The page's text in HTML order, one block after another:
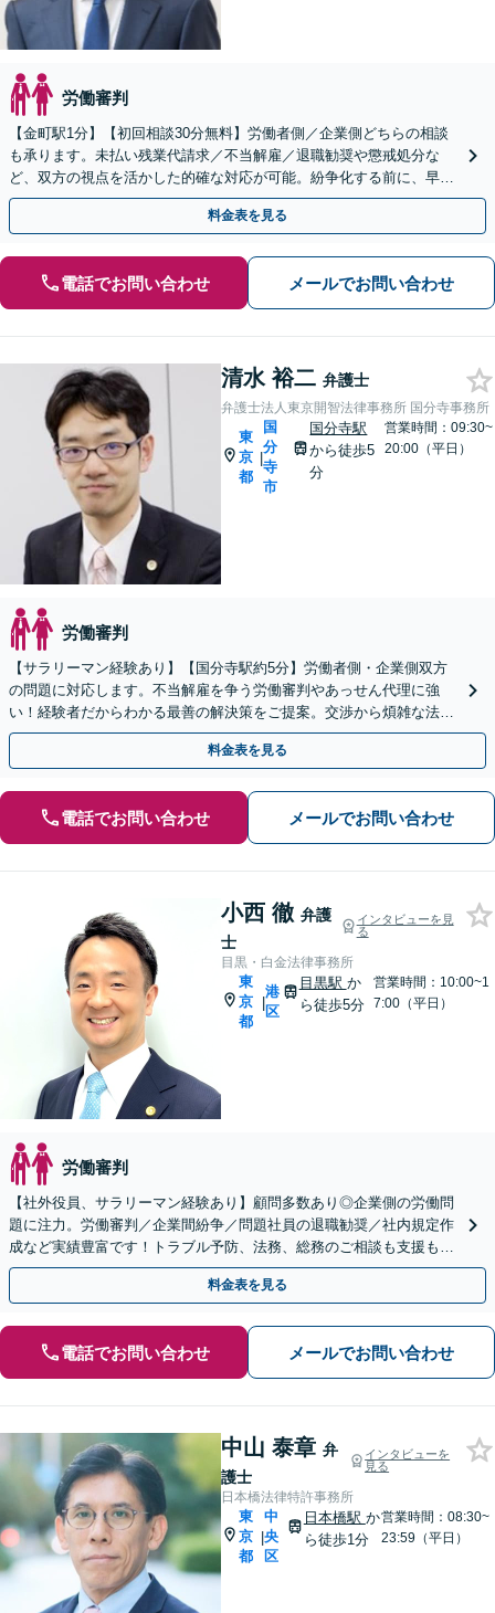
労働審判
【金町駅1分】【初回相談30分無料】労働者側／企業側どちらの相談
も承ります。未払い残業代請求／不当解雇／退職勧奨や懲戒処分な
ど、双方の視点を活かした的確な対応が可能。紛争化する前に、早め
にご相談ください【企業の顧問契約も注力して対応します】
料金表を見る
電話でお問い合わせ メールでお問い合わせ
清水 裕二 弁護士
弁護士法人東京開智法律事務所 国分寺事務所
東
京
都
|
国
分
寺
市
国分寺駅
から徒歩5
分
営業時間：09:30~
20:00（平日）
労働審判
【サラリーマン経験あり】【国分寺駅約5分】労働者側・企業側双方
の問題に対応します。不当解雇を争う労働審判やあっせん代理に強
い！経験者だからわかる最善の解決策をご提案。交渉から煩雑な法的
手続きまでサポートいたします【夜間・休日相談可】
料金表を見る
電話でお問い合わせ メールでお問い合わせ
小西 徹 弁護
士
インタビューを見
る
目黒・白金法律事務所
東
京
都
|
港
区
目黒駅 か
ら徒歩5分
営業時間：10:00~1
7:00（平日）
労働審判
【社外役員、サラリーマン経験あり】顧問多数あり◎企業側の労働問
題に注力。労働審判／企業間紛争／問題社員の退職勧奨／社内規定作
成など実績豊富です！トラブル予防、法務、総務のご相談も支援もい
たします。【目黒駅徒歩5分】
料金表を見る
電話でお問い合わせ メールでお問い合わせ
中山 泰章 弁
護士
インタビューを
見る
日本橋法律特許事務所
東
京
都
|
中
央
区
日本橋駅 か
ら徒歩1分
営業時間：08:30~
23:59（平日）